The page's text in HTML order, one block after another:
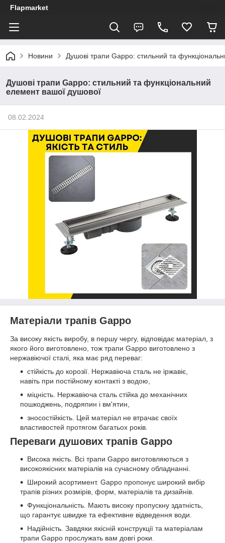
Flapmarket
Новини Душові трапи Gappo: стильний та
Душові трапи Gappo: стильний та функціональний
елемент вашої душової
08.02.2024
Матеріали трапів Gappo
За високу якість виробу, в першу чергу, відповідає матеріал, з
якого його виготовлено, тож трапи Gappo виготовлено з
нержавіючої сталі, яка має ряд переваг:
стійкість до корозії. Нержавіюча сталь не іржавіє,
навіть при постійному контакті з водою,
міцність. Нержавіюча сталь стійка до механічних
пошкоджень, подряпин і вм'ятин,
зносостійкість. Цей матеріал не втрачає своїх
властивостей протягом багатьох років.
Переваги душових трапів Gappo
Висока якість. Всі трапи Gappo виготовляються з
високоякісних матеріалів на сучасному обладнанні.
Широкий асортимент. Gappo пропонує широкий вибір
трапів різних розмірів, форм, матеріалів та дизайнів.
Функціональність. Мають високу пропускну здатність,
що гарантує швидке та ефективне відведення води.
Надійність. Завдяки якісній конструкції та матеріалам
трапи Gappo прослужать вам довгі роки.